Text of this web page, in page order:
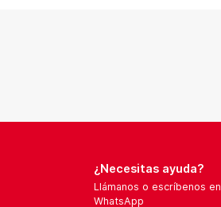
¿Necesitas ayuda?
Llámanos o escríbenos en
WhatsApp